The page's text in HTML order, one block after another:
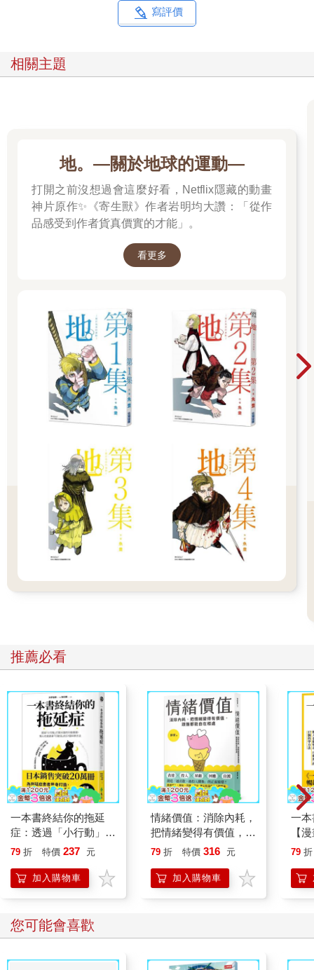
寫評價
相關主題
地。—關於地球的運動—
打開之前沒想過會這麼好看，Netflix隱藏的動畫
神片原作✨《寄生獸》作者岩明均大讚：「從作
品感受到作者貨真價實的才能」。
看更多
推薦必看
一本書終結你的拖延
症：透過「小行動」打
開大腦的行動開關，懶
的37個科學方法
79 折 特價 237 元
加入購物車
情緒價值：消除內耗，
把情緒變得有價值，跟
誰都能自在相處
79 折 特價 316 元
加入購物車
一
【
行
「
學方
79 折
您可能會喜歡